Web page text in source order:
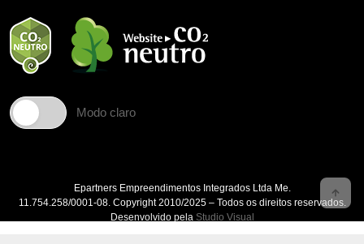
Modo claro
Epartners Empreendimentos Integrados Ltda Me.
11.754.258/0001‐08. Copyright 2010/2025 – Todos os direitos reservados.
Desenvolvido pela Studio Visual